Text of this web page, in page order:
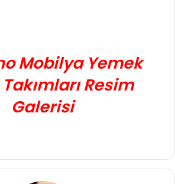
Mobilya Yemek
Takımları Resim
Galerisi